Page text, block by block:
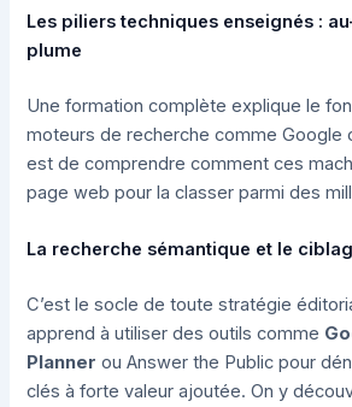
Les piliers techniques enseignés :
plume
Une formation complète explique le
moteurs de recherche comme Google
est de comprendre comment ces
page web pour la classer parmi des
La recherche sémantique et le
C’est le socle de toute stratégie
apprend à utiliser des outils comme
Planner ou Answer the Public pour
clés à forte valeur ajoutée. On y